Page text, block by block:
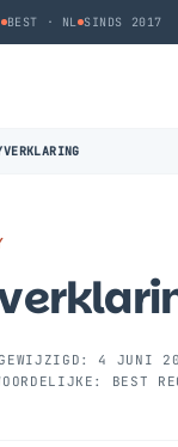
BEST · NL SINDS 2017
4 JUNI
BEST